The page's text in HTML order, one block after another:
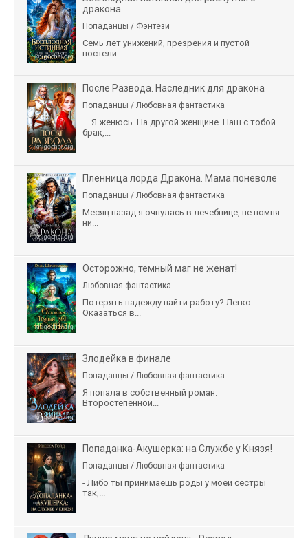
дракона
Попаданцы / Фэнтези
Семь лет унижений, презрения и пустой
постели....
После Развода. Наследник для дракона
Попаданцы / Любовная фантастика
— Я женюсь. На другой женщине. Наш с тобой
брак,...
Пленница лорда Дракона. Мама поневоле
Попаданцы / Любовная фантастика
Месяц назад я очнулась в лечебнице, не помня
ни...
Осторожно, темный маг не женат!
Любовная фантастика
Потерять надежду найти работу? Легко.
Оказаться в...
Злодейка в финале
Попаданцы / Любовная фантастика
Я попала в собственный роман.
Второстепенной...
Попаданка-Акушерка: на Службе у Князя!
Попаданцы / Любовная фантастика
- Либо ты принимаешь роды у моей сестры
так,...